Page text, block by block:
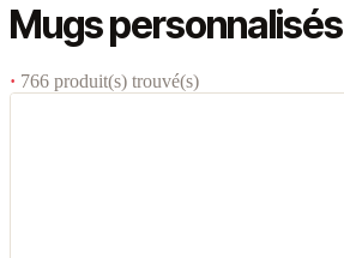
Mugs personnalisés
· 766 produit(s) trouvé(s)